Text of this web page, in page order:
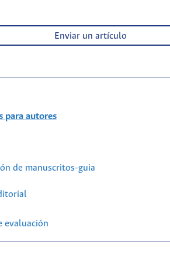
Enviar un artículo
para autores
de manuscritos-guia
evaluación